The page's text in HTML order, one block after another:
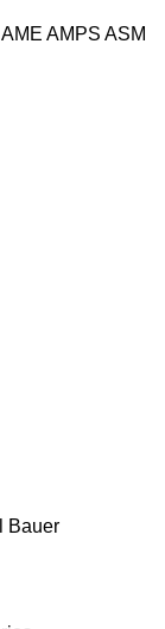
AME AMPS ASM
Bauer